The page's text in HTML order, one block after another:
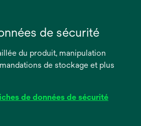
de sécurité
du produit, manipulation
de stockage et plus
de données de sécurité